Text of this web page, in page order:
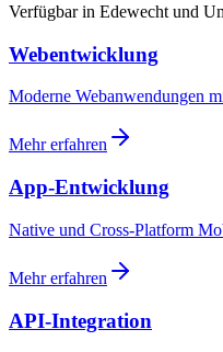
Verfügbar in Edewecht und
Webentwicklung
Moderne Webanwendungen
Mehr erfahren
App-Entwicklung
Native und Cross-Platform
Mehr erfahren
API-Integration